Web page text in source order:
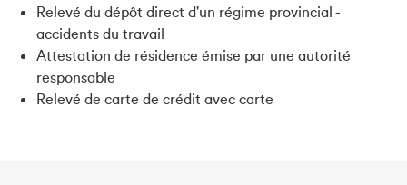
Relevé du dépôt direct d'un régime provincial -
accidents du travail
Attestation de résidence émise par une autorité
responsable
Relevé de carte de crédit avec carte